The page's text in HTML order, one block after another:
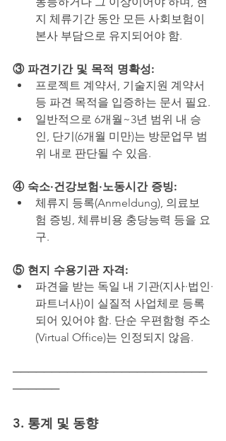
지 체류기간 동안 모든 사회보험이
본사 부담으로 유지되어야 함.
③ 파견기간 및 목적 명확성:
프로젝트 계약서, 기술지원 계약서
등 파견 목적을 입증하는 문서 필요.
일반적으로 6개월~3년 범위 내 승
인, 단기(6개월 미만)는 방문업무 범
위 내로 판단될 수 있음.
④ 숙소·건강보험·노동시간 증빙:
체류지 등록(Anmeldung), 의료보
험 증빙, 체류비용 충당능력 등을 요
구.
⑤ 현지 수용기관 자격:
파견을 받는 독일 내 기관(지사·법인·
파트너사)이 실질적 사업체로 등록
되어 있어야 함. 단순 우편함형 주소
(Virtual Office)는 인정되지 않음.
─────────────────────────
──────
3. 통계 및 동향